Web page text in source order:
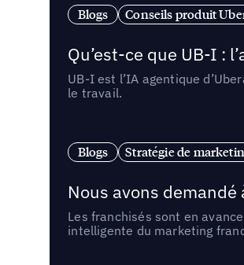
Blogs Conseils produit
Qu’est-ce que UB-I :
UB-I est l’IA agentique
le travail.
Blogs Stratégie de
Nous avons
Les franchisés sont en
intelligente du marketing